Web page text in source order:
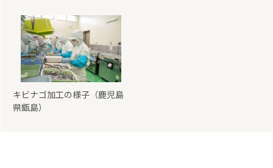
キビナゴ加工の様子（鹿児島
県甑島）